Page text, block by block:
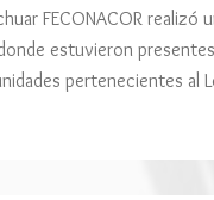
FECONACOR realizó
estuvieron
pertenecientes al